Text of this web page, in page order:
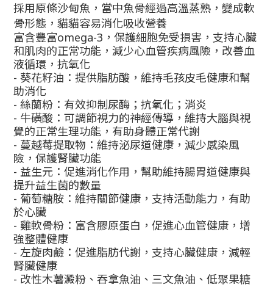
採用原條沙甸魚，當中魚骨經過高溫蒸熟，變成軟
骨形態，貓貓容易消化吸收營養
富含豐富omega-3，保護細胞免受損害，支持心臟
和肌肉的正常功能，減少心血管疾病風險，改善血
液循環，抗氧化
- 葵花籽油：提供脂肪酸，維持毛孩皮毛健康和幫
助消化
- 絲蘭粉：有效抑制尿酶；抗氧化；消炎
- 牛磺酸：可調節視力的神經傳導，維持大腦與視
覺的正常生理功能，有助身體正常代謝
- 蔓越莓提取物：維持泌尿道健康，減少感染風
險，保護腎臟功能
- 益生元：促進消化作用，幫助維持腸胃道健康與
提升益生菌的數量
- 葡萄糖胺：維持關節健康，支持活動能力，有助
於心臟
- 雞軟骨粉：富含膠原蛋白，促進心血管健康，增
強整體健康
- 左旋肉鹼：促進脂肪代謝，支持心臟健康，減輕
腎臟健康
- 改性木薯澱粉、吞拿魚油、三文魚油、低聚果糖